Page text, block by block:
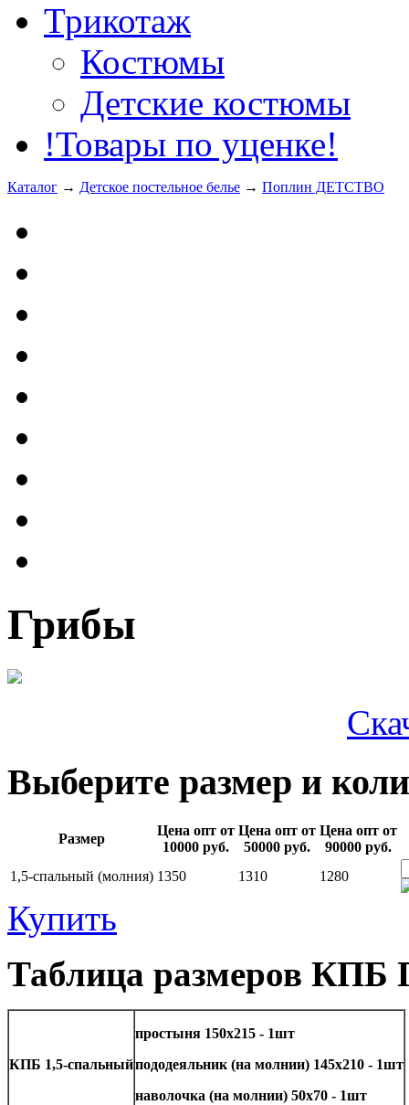
Трикотаж
Костюмы
Детские костюмы
!Товары по уценке!
Каталог → Детское постельное белье → Поплин ДЕТСТВО
Грибы
Выберите размер и
Размер
Цена опт от
10000 руб.
Цена опт от
50000 руб.
Цена опт от
90000 руб.
1,5-спальный (молния) 1350 1310 1280
Купить
Таблица размеров
КПБ 1,5-спальный
простыня 150х215 - 1шт
пододеяльник (на молнии) 145х210 - 1шт
наволочка (на молнии) 50х70 - 1шт